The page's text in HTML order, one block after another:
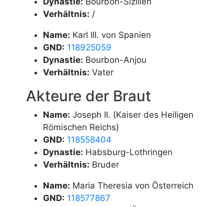
Verhältnis: /
Name: Karl III. von Spanien
GND: 118925059
Dynastie: Bourbon-Anjou
Verhältnis: Vater
Akteure der Braut
Name: Joseph II. (Kaiser des Heiligen
Römischen Reichs)
GND: 118558404
Dynastie: Habsburg-Lothringen
Verhältnis: Bruder
Name: Maria Theresia von Österreich
GND: 118577867